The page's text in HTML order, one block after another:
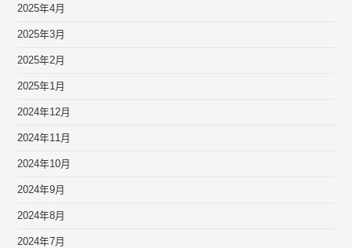
2025年4月
2025年3月
2025年2月
2025年1月
2024年12月
2024年11月
2024年10月
2024年9月
2024年8月
2024年7月